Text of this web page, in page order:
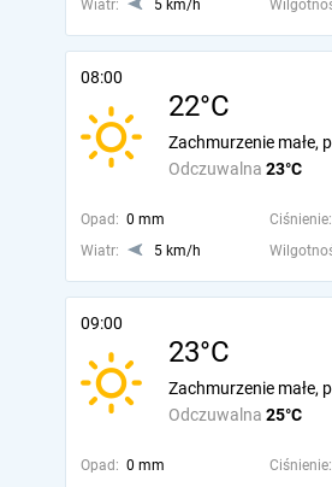
Wiatr: 5 km/h
08:00
22°C
Odczuwalna 23°C
Zachmurzenie małe,
Opad: 0 mm Ciśnienie:
Wiatr:
5 km/h
09:00
23°C
Odczuwalna 25°C
Zachmurzenie małe,
Opad: 0 mm Ciśnienie: